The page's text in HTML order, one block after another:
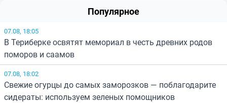
Популярное
07.08, 18:05
В Териберке освятят мемориал в честь древних родов
поморов и саамов
07.08, 18:02
Свежие огурцы до самых заморозков — поблагодарите
сидераты: используем зеленых помощников